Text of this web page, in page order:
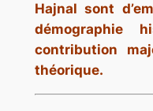
Hajnal sont
démographie
contribution
théorique.